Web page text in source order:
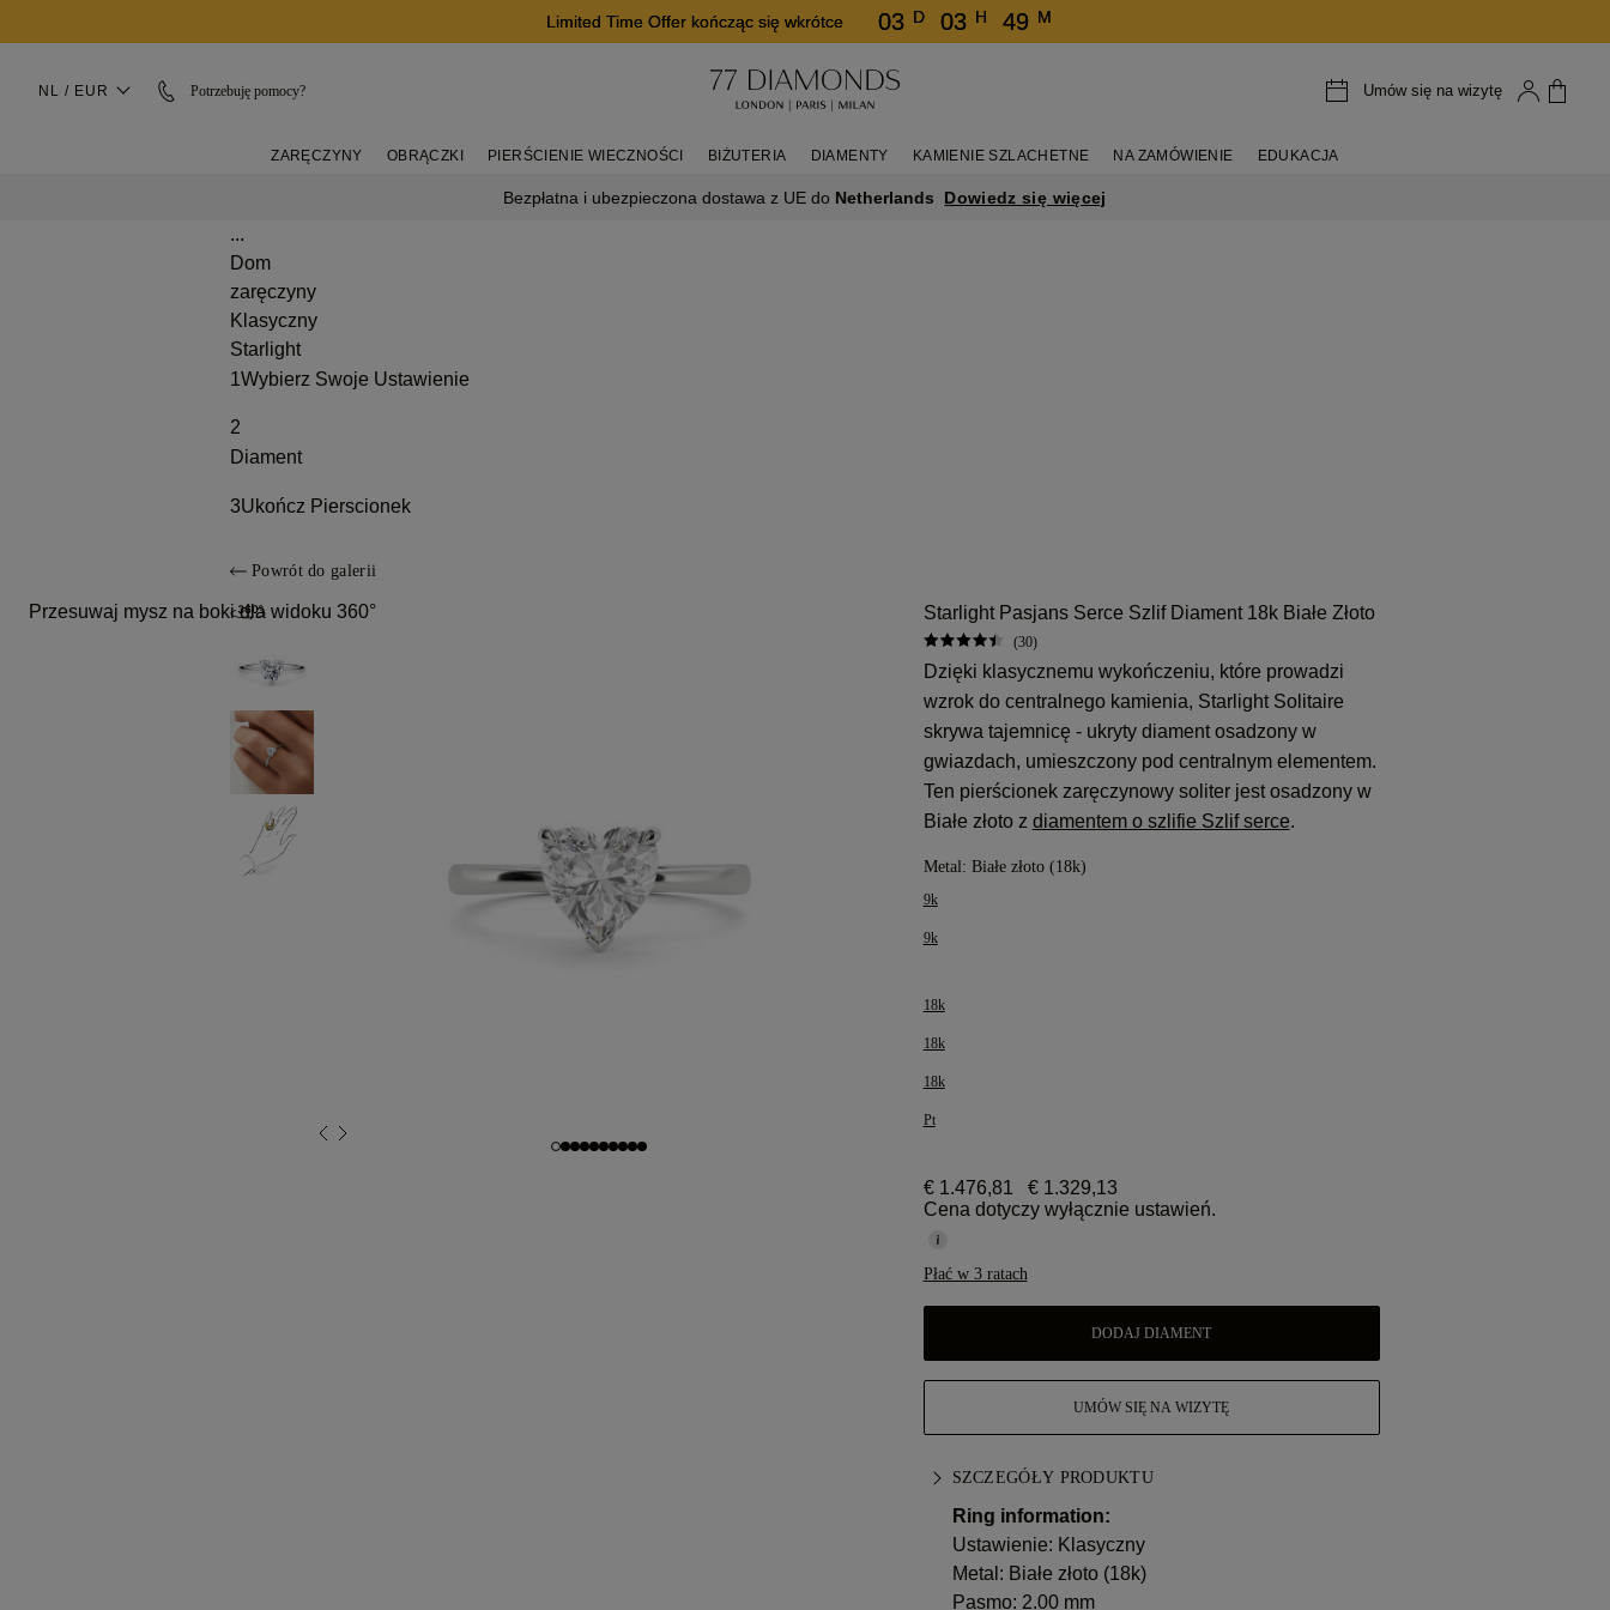
Limited Time Offer kończąc się wkrótce 03 D 03 H 49 M
NL / EUR Potrzebuję pomocy? Umów się na wizytę
ZARĘCZYNY OBRĄCZKI PIERŚCIENIE WIECZNOŚCI BIŻUTERIA DIAMENTY KAMIENIE SZLACHETNE NA ZAMÓWIENIE EDUKACJA
Bezpłatna i ubezpieczona dostawa z UE do Netherlands Dowiedz się więcej
...
Dom
zaręczyny
Klasyczny
Starlight
1Wybierz Swoje Ustawienie
2
Diament
3Ukończ Pierscionek
Powrót do galerii
Przesuwaj mysz na boki dla widoku 360° Starlight Pasjans Serce Szlif Diament 18k Białe Złoto
(30)
Dzięki klasycznemu wykończeniu, które prowadzi
wzrok do centralnego kamienia, Starlight Solitaire
skrywa tajemnicę - ukryty diament osadzony w
gwiazdach, umieszczony pod centralnym elementem.
Ten pierścionek zaręczynowy soliter jest osadzony w
Białe złoto z diamentem o szlifie Szlif serce.
Metal: Białe złoto (18k)
9k
9k
18k
18k
18k
Pt
€ 1.476,81
€ 1.329,13
Cena dotyczy wyłącznie ustawień.
Płać w 3 ratach
DODAJ DIAMENT
UMÓW SIĘ NA WIZYTĘ
SZCZEGÓŁY PRODUKTU
Ring information:
Ustawienie: Klasyczny
Metal: Białe złoto (18k)
Pasmo: 2.00 mm